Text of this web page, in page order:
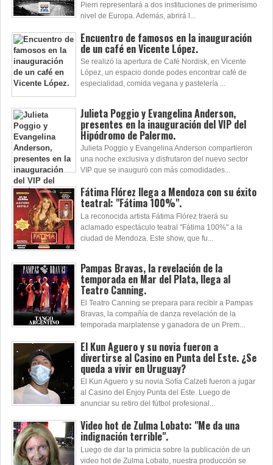
Pierri representará a dos instituciones de primerísimo
nivel de Europa. Además, abrirá l...
Encuentro de famosos en la inauguración
de un café en Vicente López.
Se realizó la apertura de Café Nordisk, en Vicente
López, un espacio donde podes encontrar café de
especialidad, comida vegana y pastelería ...
Julieta Poggio y Evangelina Anderson,
presentes en la inauguración del VIP del
Hipódromo de Palermo.
Julieta Poggio y Evangelina Anderson compartieron
una noche exclusiva y disfrutaron del nuevo sector
VIP que se inauguró con más comodidades...
Fátima Flórez llega a Mendoza con su éxito
teatral: "Fátima 100%".
La reconocida artista Fátima Flórez traerá su
aclamado espectáculo teatral "Fátima 100%" a la
ciudad de Mendoza. Este show, que fu...
Pampas Bravas, la revelación de la
temporada en Mar del Plata, llega al
Teatro Canning.
El Teatro Canning se prepara para recibir a Pampas
Bravas, la compañía de danza revelación de la
temporada marplatense y ganadora de un Prem...
El Kun Aguero y su novia fueron a
divertirse al Casino en Punta del Este. ¿Se
queda a vivir en Uruguay?
El Kun Aguero y su novia Sofía Calzeti fueron a jugar
al Casino del Enjoy Punta del Este. Luego de
anunciar su retiro del fútbol profesional...
Video hot de Zulma Lobato: "Me da una
indignación terrible".
Luego de dar la primicia sobre la publicación de un
video hot de Zulma Lobato, nuestra producción se